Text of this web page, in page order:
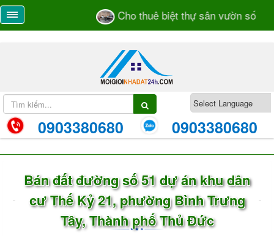
Cho thuê biệt thự sân vườn số 55/
0903380680 0903380680
Bán đất đường số 51 dự án khu dân
cư Thế Kỷ 21, phường Bình Trưng
Tây, Thành phố Thủ Đức